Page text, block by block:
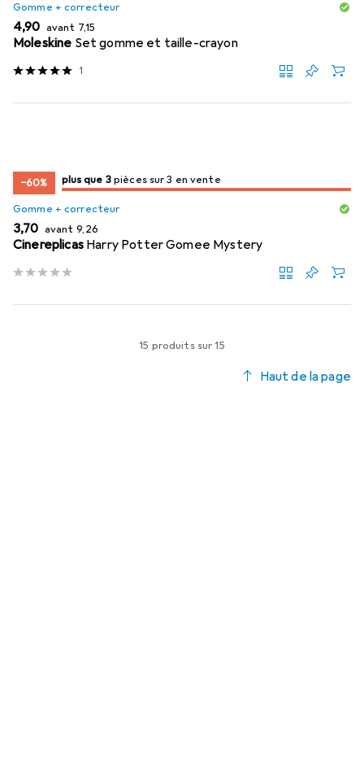
Gomme + correcteur
EUR
4,90 avant EUR
7,15
Moleskine Set gomme et taille-crayon
1
−60% 3/ 3
3/ 3 en vente
plus que 3pièces sur 3 en vente
Gomme + correcteur
EUR
3,70 avant EUR
9,26
Cinereplicas Harry Potter Gomee Mystery
15 produits sur 15
Haut de la page